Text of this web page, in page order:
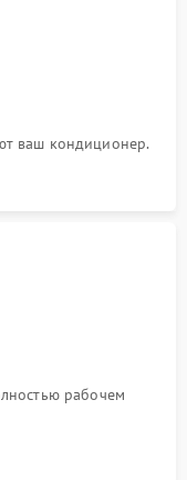
ваш кондиционер.
рабочем